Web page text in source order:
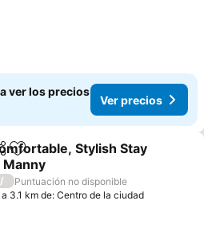
ver los precios
Ver precios
Añadir a favoritos
Stylish Stay
Manny
/
Puntuación no disponible
a 3.1 km de: Centro de la ciudad